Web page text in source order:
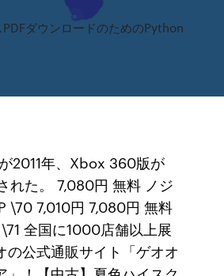
ダウンロードのためのPython
2011年、Xbox 360版が
れた。 7,080円 無料 ノジ
\70 7,010円 7,080円 無料
全国に1000店舗以上展
の公式通販サイト「ゲオオ